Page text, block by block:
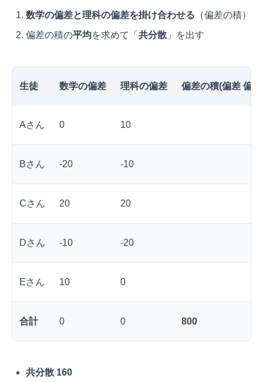
数学の偏差と理科の偏差を掛け合わせる （偏差の積）
偏差の積の平均を求めて「 共分散 」を出す
生徒 数学の偏差 理科の偏差 偏差の積(偏差 偏
Aさん 0 10
Bさん -20 -10
Cさん 20 20
Dさん -10 -20
Eさん 10 0
合計 0 0 800
共分散 160